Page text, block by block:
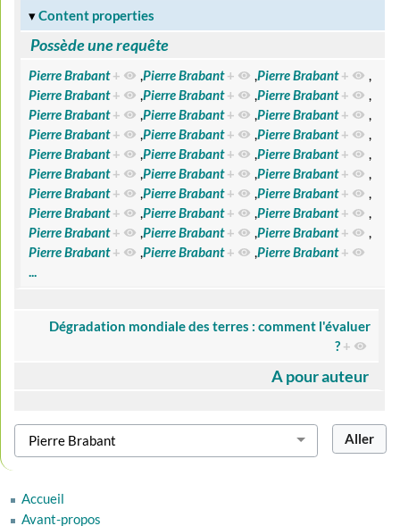
Content properties
Possède une requête
Pierre Brabant + ,Pierre Brabant + ,Pierre Brabant +
,
Pierre Brabant + ,Pierre Brabant + ,Pierre Brabant +
,
Pierre Brabant + ,Pierre Brabant + ,Pierre Brabant +
,
Pierre Brabant + ,Pierre Brabant + ,Pierre Brabant +
,
Pierre Brabant + ,Pierre Brabant + ,Pierre Brabant +
,
Pierre Brabant + ,Pierre Brabant + ,Pierre Brabant +
,
Pierre Brabant + ,Pierre Brabant + ,Pierre Brabant +
,
Pierre Brabant + ,Pierre Brabant + ,Pierre Brabant +
,
Pierre Brabant + ,Pierre Brabant + ,Pierre Brabant +
,
Pierre Brabant + ,Pierre Brabant + ,Pierre Brabant +
...
Dégradation mondiale des terres : comment l'évaluer
? +
A pour auteur
Accueil
Avant-propos